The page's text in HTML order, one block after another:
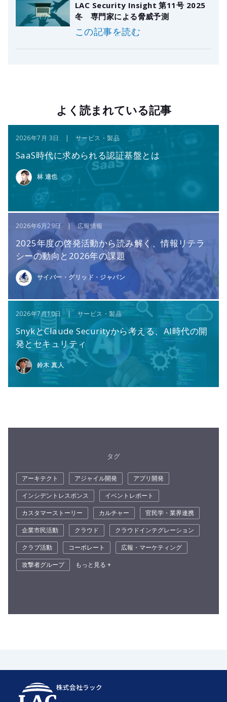
LAC Security Insight 第11号 2025
冬 専門家による脅威予測
この記事を読む
よく読まれている記事
2026年7月 3日 | サービス・製品
SaaS時代に求められる認証基盤とは
林 達也
2026年6月29日 | 広報情報
2025年度の啓発活動から読み解く、情報リテラ
シーの動向と2026年の課題
サイバー・グリッド・ジャパン
2026年7月10日 | サービス・製品
SnykとClaude Securityから考える、AI時代の開
発とセキュリティ
鈴木 真人
タグ
アーキテクト アジャイル開発
アプリ開発
インシデントレスポンス
イベントレポート
カスタマーストーリー
カルチャー
官民学・業界連携
企業市民活動
クラウド
クラウドインテグレーション
クラブ活動
コーポレート
広報・マーケティング
攻撃者グループ
もっと見る +
株式会社ラック